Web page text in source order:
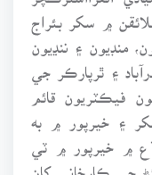
۾ سکر بئراج
منڊيون ۽ ننڍيون
۽ ٿرپارڪر جي
فيڪٽريون قائم
۽ خيرپور ۾ به
جي ڪارخاني کان